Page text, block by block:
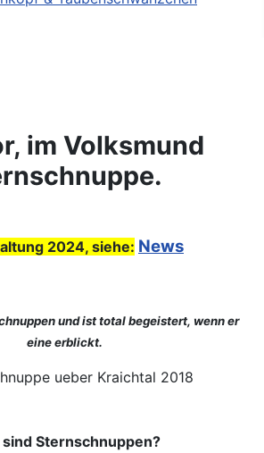
im Volksmund
2024, siehe: News
und ist total begeistert, wenn er
eine erblickt.
sind Sternschnuppen?